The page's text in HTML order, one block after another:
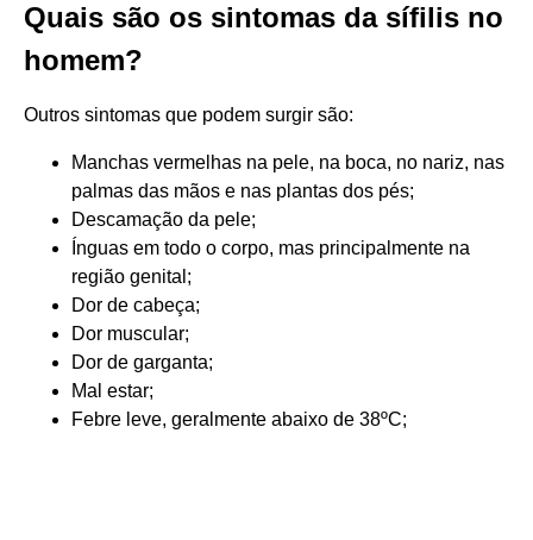
Quais são os sintomas da sífilis no
homem?
Outros sintomas que podem surgir são:
Manchas vermelhas na pele, na boca, no nariz, nas
palmas das mãos e nas plantas dos pés;
Descamação da pele;
Ínguas em todo o corpo, mas principalmente na
região genital;
Dor de cabeça;
Dor muscular;
Dor de garganta;
Mal estar;
Febre leve, geralmente abaixo de 38ºC;